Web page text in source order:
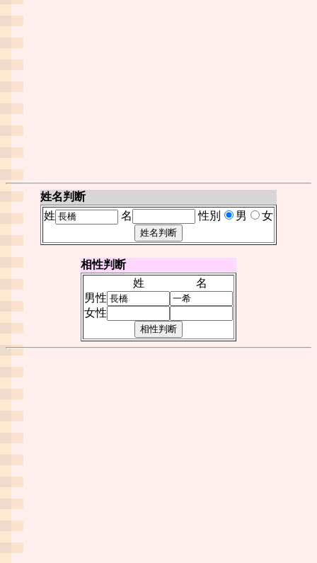
姓名判断
姓
名 性別 男 女
相性判断
姓
名
男性
女性